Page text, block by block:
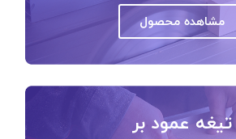
مشاهده محصول
تیغه عمود بر